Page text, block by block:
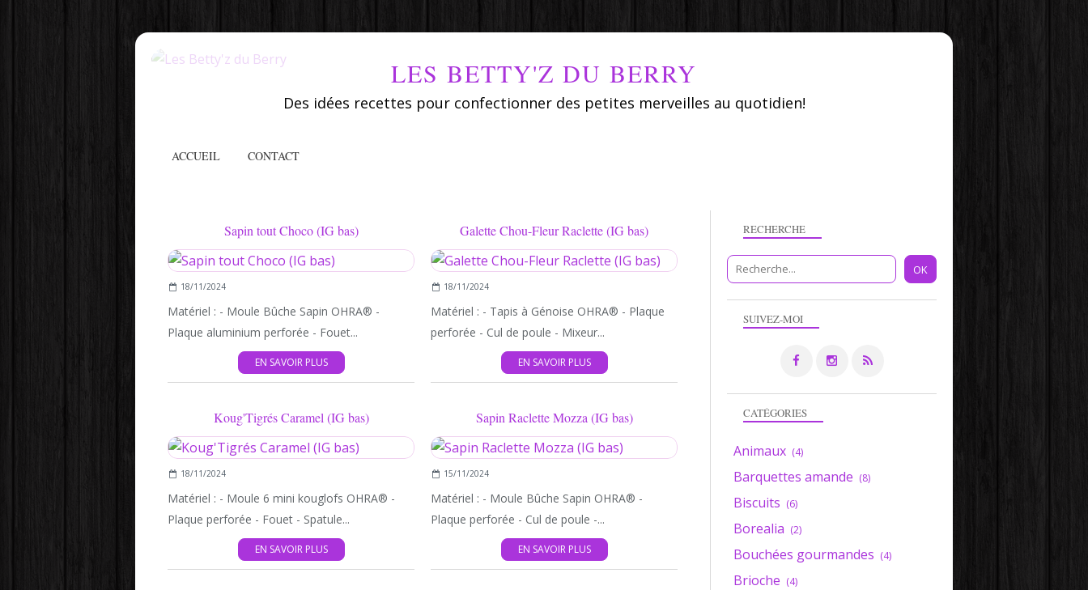
LES BETTY'Z DU BERRY
Des idées recettes pour confectionner des petites merveilles au quotidien!
ACCUEIL CONTACT
Sapin tout Choco (IG bas)
BÛCHE SAPIN
18/11/2024
Matériel : - Moule Bûche Sapin OHRA® -
Plaque aluminium perforée - Fouet...
EN SAVOIR PLUS
Galette Chou-Fleur Raclette (IG bas)
18/11/2024
Matériel : - Tapis à Génoise OHRA® - Plaque
perforée - Cul de poule - Mixeur...
EN SAVOIR PLUS
Koug'Tigrés Caramel (IG bas)
MINI KOUGLOFS
18/11/2024
Matériel : - Moule 6 mini kouglofs OHRA® -
Plaque perforée - Fouet - Spatule...
EN SAVOIR PLUS
Sapin Raclette Mozza (IG bas)
15/11/2024
Matériel : - Moule Bûche Sapin OHRA® -
Plaque perforée - Cul de poule -...
EN SAVOIR PLUS
SUIVEZ-MOI
RECHERCHE
CATÉGORIES
Animaux (4)
Barquettes amande (8)
Biscuits (6)
Borealia (2)
Bouchées gourmandes (4)
Brioche (4)